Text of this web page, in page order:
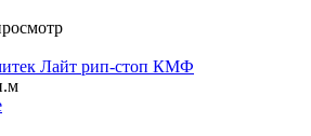
Лайт рип-стоп КМФ